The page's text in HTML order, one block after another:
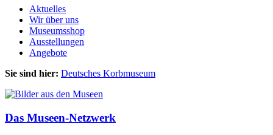
Aktuelles
Wir über uns
Museumsshop
Ausstellungen
Angebote
Sie sind hier: Deutsches Korbmuseum
Das Museen-Netzwerk